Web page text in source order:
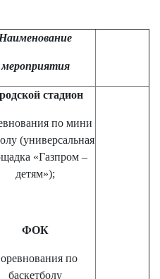
Наименование
мероприятия
стадион
по мини
(универсальная
«Газпром –
детям»);
ФОК
по
баскетболу